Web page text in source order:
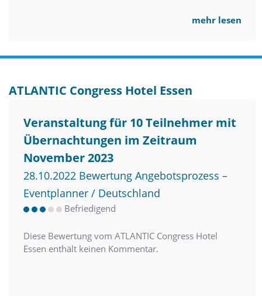
mehr lesen
ATLANTIC Congress Hotel Essen
Veranstaltung für 10 Teilnehmer mit
Übernachtungen im Zeitraum
November 2023
28.10.2022 Bewertung Angebotsprozess –
Eventplanner / Deutschland
Befriedigend
Diese Bewertung vom ATLANTIC Congress Hotel
Essen enthält keinen Kommentar.